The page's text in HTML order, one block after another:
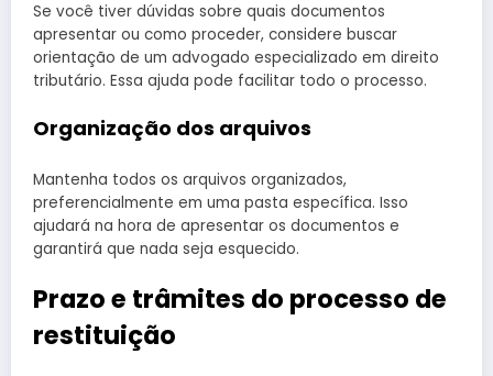
Se você tiver dúvidas sobre quais documentos
apresentar ou como proceder, considere buscar
orientação de um advogado especializado em direito
tributário. Essa ajuda pode facilitar todo o processo.
Organização dos arquivos
Mantenha todos os arquivos organizados,
preferencialmente em uma pasta específica. Isso
ajudará na hora de apresentar os documentos e
garantirá que nada seja esquecido.
Prazo e trâmites do processo de
restituição